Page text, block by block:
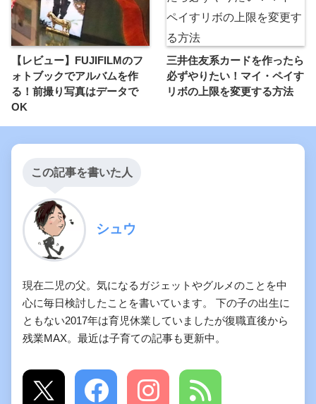
【レビュー】FUJIFILMのフ
ォトブックでアルバムを作
る！前撮り写真はデータで
OK
三井住友系カードを作ったら
必ずやりたい！マイ・ペイす
リボの上限を変更する方法
この記事を書いた人
シュウ
現在二児の父。気になるガジェットやグルメのことを中
心に毎日検討したことを書いています。 下の子の出生に
ともない2017年は育児休業していましたが復職直後から
残業MAX。最近は子育ての記事も更新中。